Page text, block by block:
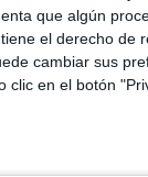
que algún
el derecho de
cambiar sus
clic en el botón
en los